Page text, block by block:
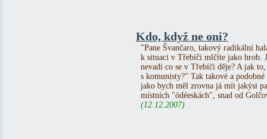
Kdo, když ne oni?
"Pane Švančaro, takový radikální
k situaci v Třebíči mlčíte jako hrob.
nevadí co se v Třebíči děje? A jak
s komunisty?" Tak takové a
jako bych měl zrovna já mít jakýsi
místních "ódéeskách", snad od
(12.12.2007)